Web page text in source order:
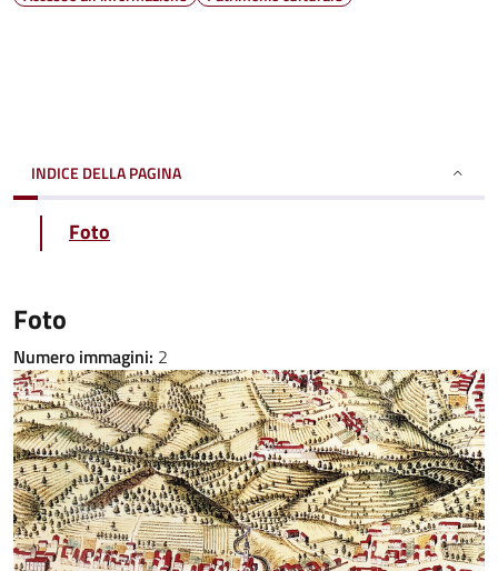
INDICE DELLA PAGINA
Foto
Foto
Numero immagini: 2